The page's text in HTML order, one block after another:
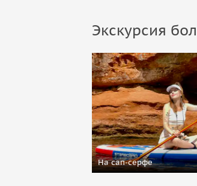
Экскурсия
На сап-серфе